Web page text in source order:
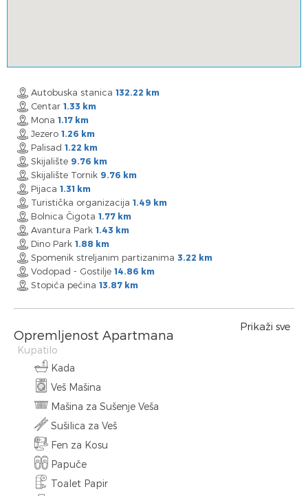
Autobuska stanica 132.22 km
Centar 1.33 km
Mona 1.17 km
Jezero 1.26 km
Palisad 1.22 km
Skijalište 9.76 km
Skijalište Tornik 9.76 km
Pijaca 1.31 km
Turistička organizacija 1.49 km
Bolnica Čigota 1.77 km
Avantura Park 1.43 km
Dino Park 1.88 km
Spomenik streljanim partizanima 3.22 km
Vodopad - Gostilje 14.86 km
Stopića pećina 13.87 km
Opremljenost Apartmana
Prikaži sve
Kupatilo
Kada
Veš Mašina
Mašina za Sušenje Veša
Sušilica za Veš
Fen za Kosu
Papuče
Toalet Papir